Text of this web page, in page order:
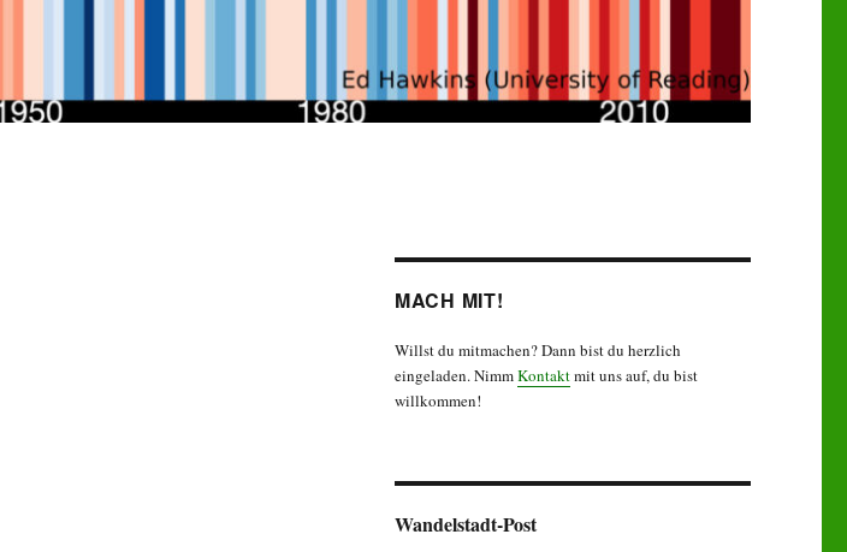
MACH MIT!
Willst du mitmachen? Dann bist du herzlich
eingeladen. NimmKontaktmit uns auf, du bist
willkommen!
Wandelstadt-Post